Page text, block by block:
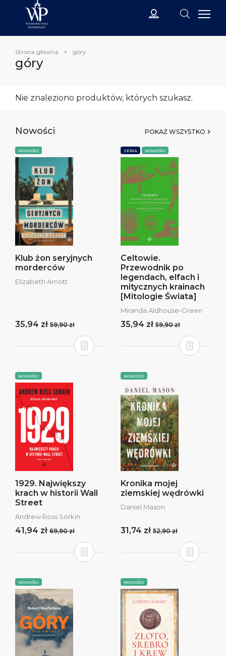
Strona główna góry
góry
Nie znaleziono produktów, których szukasz.
Nowości POKAŻ WSZYSTKO
NOWOŚCI
Klub żon seryjnych
morderców
Elizabeth Arnott
35,94 zł 59,90 zł
SERIA NOWOŚCI
Celtowie.
Przewodnik po
legendach, elfach i
mitycznych krainach
[Mitologie Świata]
Miranda Aldhouse-Green
35,94 zł 59,90 zł
NOWOŚCI
1929. Największy
krach w historii Wall
Street
Andrew Ross Sorkin
41,94 zł 69,90 zł
NOWOŚCI
Kronika mojej
ziemskiej wędrówki
Daniel Mason
31,74 zł 52,90 zł
NOWOŚCI NOWOŚCI